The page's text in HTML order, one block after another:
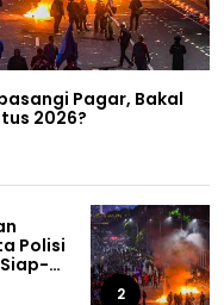
Pagar, Bakal
2026?
Polisi
2